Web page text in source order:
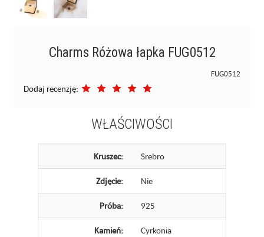
Charms Różowa łapka FUG0512
FUG0512
Dodaj recenzję:
WŁAŚCIWOŚCI
Kruszec: Srebro
Zdjęcie: Nie
Próba: 925
Kamień: Cyrkonia